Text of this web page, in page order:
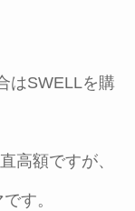
はSWELLを購
高額ですが、
す。